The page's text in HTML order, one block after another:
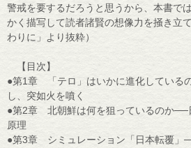
警戒を要するだろうと思うから、本書で
かく描写して読者諸賢の想像力を掻き立
わりに」より抜粋）
【目次】
●第1章 「テロ」はいかに進化している
し、突如火を噴く
●第2章 北朝鮮は何を狙っているのか──
原理
●第3章 シミュレーション「日本転覆」